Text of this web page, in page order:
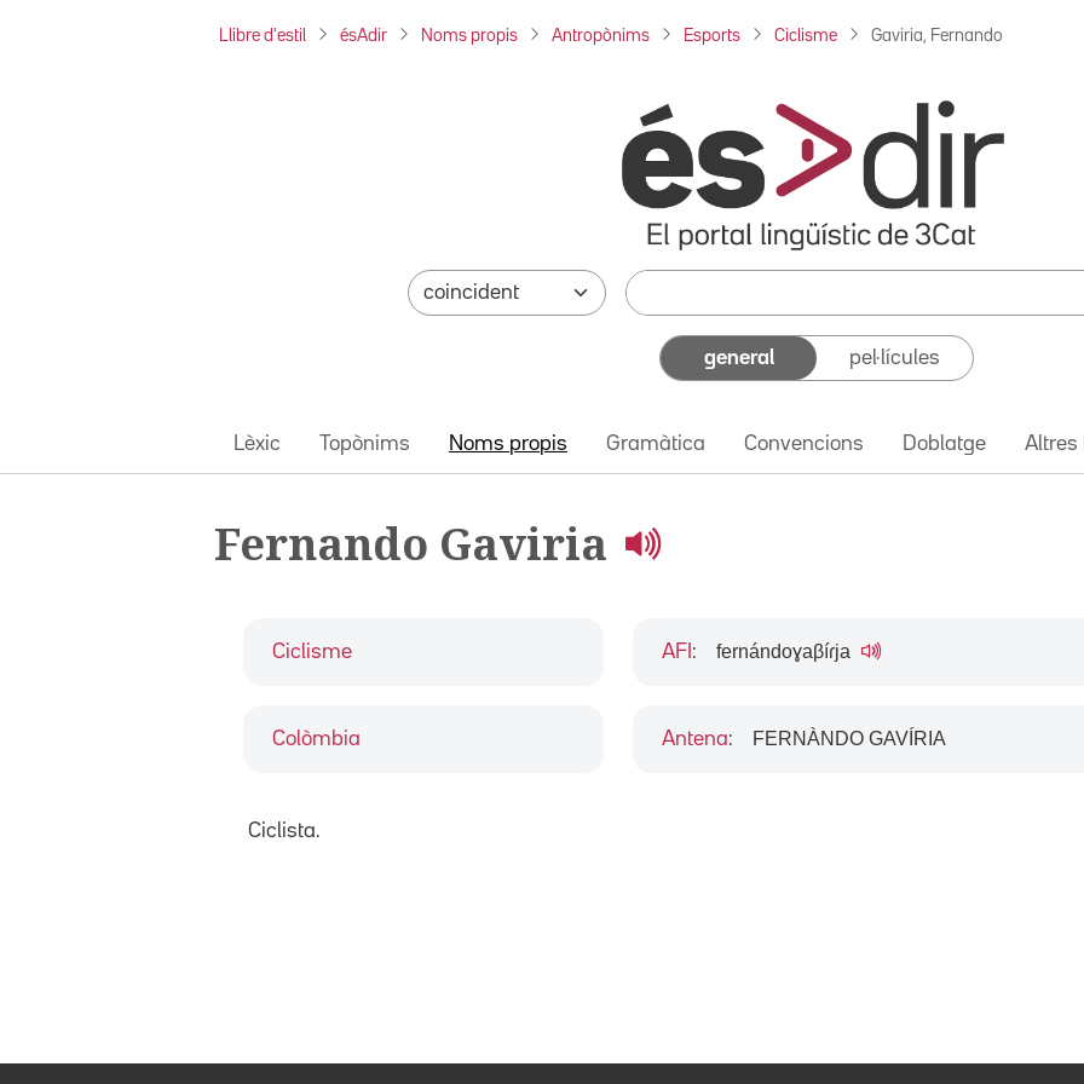
Llibre d'estil ésAdir Noms propis Antropònims Esports Ciclisme Gaviria, Fernando
general pel·lícules
Lèxic Topònims Noms propis Gramàtica Convencions Doblatge Altres
Fernando Gaviria
Ciclisme
Colòmbia
AFI : fernándoɣaβíɾja
Antena: FERNÀNDO GAVÍRIA
Ciclista.